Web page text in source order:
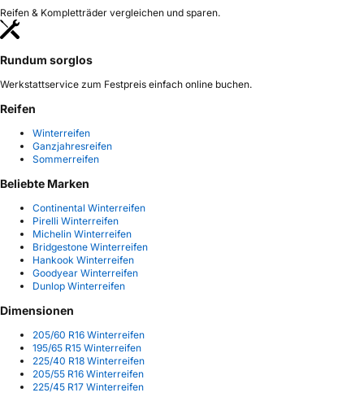
Reifen & Kompletträder vergleichen und sparen.
Rundum sorglos
Werkstattservice zum Festpreis einfach online buchen.
Reifen
Winterreifen
Ganzjahresreifen
Sommerreifen
Beliebte Marken
Continental Winterreifen
Pirelli Winterreifen
Michelin Winterreifen
Bridgestone Winterreifen
Hankook Winterreifen
Goodyear Winterreifen
Dunlop Winterreifen
Dimensionen
205/60 R16 Winterreifen
195/65 R15 Winterreifen
225/40 R18 Winterreifen
205/55 R16 Winterreifen
225/45 R17 Winterreifen